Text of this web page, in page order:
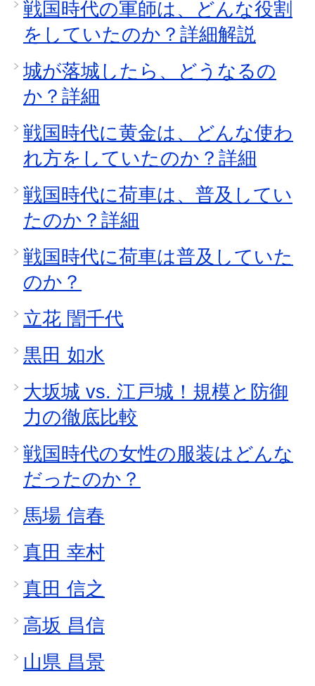
戦国時代の軍師は、どんな役割
をしていたのか？詳細解説
城が落城したら、どうなるの
か？詳細
戦国時代に黄金は、どんな使わ
れ方をしていたのか？詳細
戦国時代に荷車は、普及してい
たのか？詳細
戦国時代に荷車は普及していた
のか？
立花 誾千代
黒田 如水
大坂城 vs. 江戸城！規模と防御
力の徹底比較
戦国時代の女性の服装はどんな
だったのか？
馬場 信春
真田 幸村
真田 信之
高坂 昌信
山県 昌景